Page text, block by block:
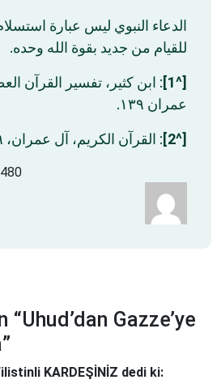
الدعاء النبوي ليس عبارة
للقيام من جديد بقوة الله وحده.
[^1]
: ابن كثير، تفسير القرآن
عمران ١٣٩.
[^2] : القرآن الكريم، آل عمران، ٣/١٣٩.
480
“Uhud’dan Gazze’ye
”
KARDEŞİNİZ dedi ki: